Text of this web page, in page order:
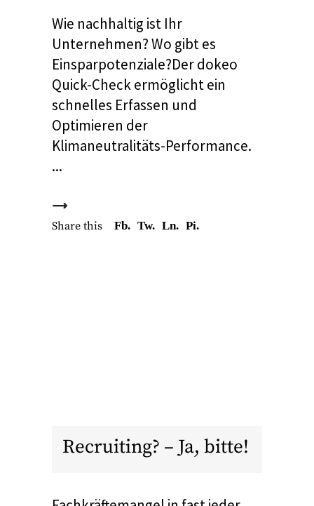
Wie nachhaltig ist Ihr
Unternehmen? Wo gibt es
Einsparpotenziale?Der dokeo
Quick-Check ermöglicht ein
schnelles Erfassen und
Optimieren der
Klimaneutralitäts-Performance.
Share this Fb. Tw. Ln. Pi.
Recruiting? – Ja, bitte!